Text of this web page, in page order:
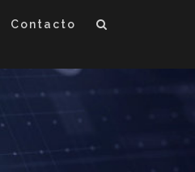
Contacto